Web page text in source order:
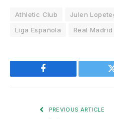
Athletic Club Julen
Liga Española
Real Madrid
Facebook
PREVIOUS ARTICLE